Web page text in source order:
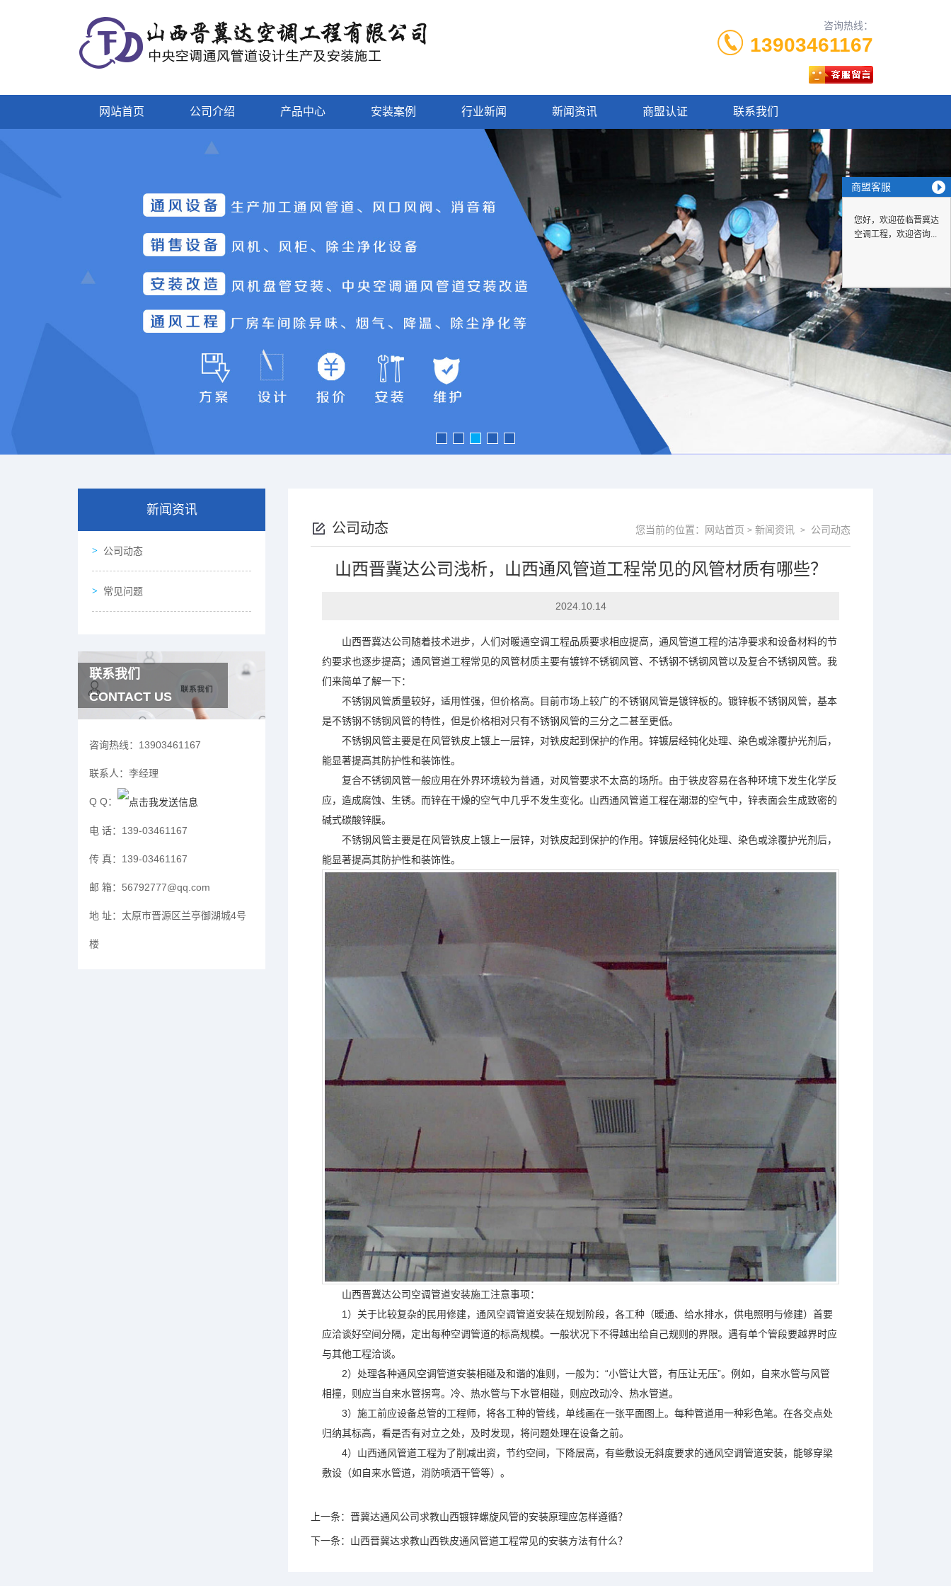
咨询热线：
13903461167
网站首页 公司介绍 产品中心 安装案例 行业新闻 新闻资讯 商盟认证 联系我们
新闻资讯
公司动态
常见问题
联系我们
CONTACT US
咨询热线： 13903461167
联系人： 李经理
Q Q：
电 话： 139-03461167
传 真： 139-03461167
邮 箱： 56792777@qq.com
地 址： 太原市晋源区兰亭御湖城4号
楼
公司动态 您当前的位置： 网站首页 > 新闻资讯 > 公司动态
山西晋冀达公司浅析，山西通风管道工程常见的风管材质有哪些？
2024.10.14
山西晋冀达公司随着技术进步，人们对暖通空调工程品质要求相应提高，通风管道工程的洁净要求和设备材料的节
约要求也逐步提高；通风管道工程常见的风管材质主要有镀锌不锈钢风管、不锈钢不锈钢风管以及复合不锈钢风管。我
们来简单了解一下：
不锈钢风管质量较好，适用性强，但价格高。目前市场上较广的不锈钢风管是镀锌板的。镀锌板不锈钢风管，基本
是不锈钢不锈钢风管的特性，但是价格相对只有不锈钢风管的三分之二甚至更低。
不锈钢风管主要是在风管铁皮上镀上一层锌，对铁皮起到保护的作用。锌镀层经钝化处理、染色或涂覆护光剂后，
能显著提高其防护性和装饰性。
复合不锈钢风管一般应用在外界环境较为普通，对风管要求不太高的场所。由于铁皮容易在各种环境下发生化学反
应，造成腐蚀、生锈。而锌在干燥的空气中几乎不发生变化。山西通风管道工程在潮湿的空气中，锌表面会生成致密的
碱式碳酸锌膜。
不锈钢风管主要是在风管铁皮上镀上一层锌，对铁皮起到保护的作用。锌镀层经钝化处理、染色或涂覆护光剂后，
能显著提高其防护性和装饰性。
山西晋冀达公司空调管道安装施工注意事项：
1）关于比较复杂的民用修建，通风空调管道安装在规划阶段，各工种（暖通、给水排水，供电照明与修建）首要
应洽谈好空间分隔，定出每种空调管道的标高规模。一般状况下不得越出给自己规则的界限。遇有单个管段要越界时应
与其他工程洽谈。
2）处理各种通风空调管道安装相碰及和谐的准则，一般为：“小管让大管，有压让无压”。例如，自来水管与风管
相撞，则应当自来水管拐弯。冷、热水管与下水管相碰，则应改动冷、热水管道。
3）施工前应设备总管的工程师，将各工种的管线，单线画在一张平面图上。每种管道用一种彩色笔。在各交点处
归纳其标高，看是否有对立之处，及时发现，将问题处理在设备之前。
4）山西通风管道工程为了削减出资，节约空间，下降层高，有些敷设无斜度要求的通风空调管道安装，能够穿梁
敷设（如自来水管道，消防喷洒干管等）。
上一条： 晋冀达通风公司求教山西镀锌螺旋风管的安装原理应怎样遵循？
下一条： 山西晋冀达求教山西铁皮通风管道工程常见的安装方法有什么？
商盟客服
您好，欢迎莅临晋冀达
空调工程，欢迎咨询...